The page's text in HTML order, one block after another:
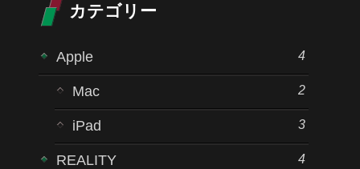
カテゴリー
Apple 4
Mac 2
iPad 3
REALITY 4